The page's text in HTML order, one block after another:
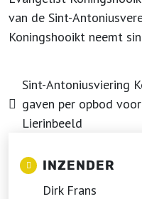
van de Sint-
Koningshooikt neemt
Sint-Antoniusviering
gaven per opbod
Lierinbeeld
INZENDER
Dirk Frans